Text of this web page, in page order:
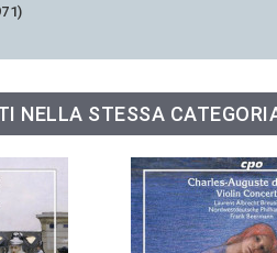
NELLA STESSA